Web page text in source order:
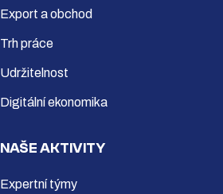
Export a obchod
Trh práce
Udržitelnost
Digitální ekonomika
NAŠE AKTIVITY
Expertní týmy